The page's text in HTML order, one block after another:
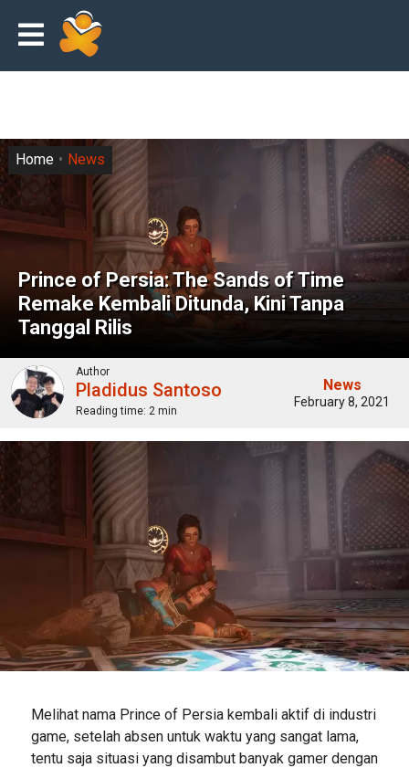
Prince of Persia: The Sands of Time
Remake Kembali Ditunda, Kini Tanpa
Tanggal Rilis
Home News
Author
Pladidus Santoso
Reading time: 2 min
News
February 8, 2021
Melihat nama Prince of Persia kembali aktif di industri
game, setelah absen untuk waktu yang sangat lama,
tentu saja situasi yang disambut banyak gamer dengan